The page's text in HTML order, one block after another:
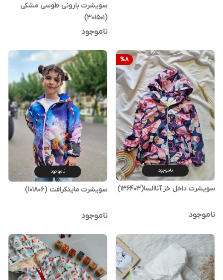
سویشرت بارونی طوسی مشکی
(301501)
ناموجود
%8
ناموجود
سویشرت داخل خز آناالسا(136403)
ناموجود
ناموجود
سویشرت ماینکرافت (101806)
ناموجود